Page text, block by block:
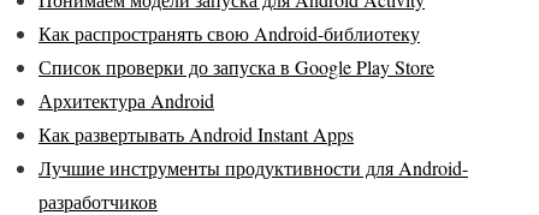
Как распространять свою Android-библиотеку
Список проверки до запуска в Google Play Store
Архитектура Android
Как развертывать Android Instant Apps
Лучшие инструменты продуктивности для Android-
разработчиков